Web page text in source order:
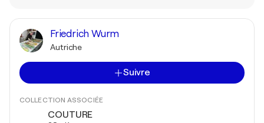
Friedrich Wurm
Autriche
Suivre
COLLECTION ASSOCIÉE
COUTURE